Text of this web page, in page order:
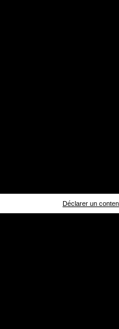
Déclarer un